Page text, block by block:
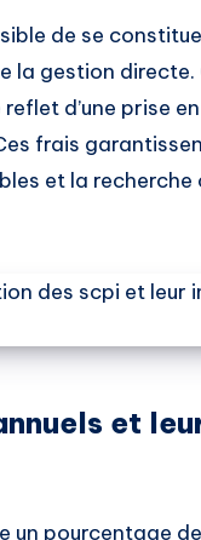
de se
la gestion directe.
d’une prise
frais
et la
et
un pourcentage